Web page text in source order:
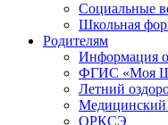
Социальные
Школьная
Родителям
Информация о
ФГИС «Моя
Летний
Медицинский
ОРКСЭ